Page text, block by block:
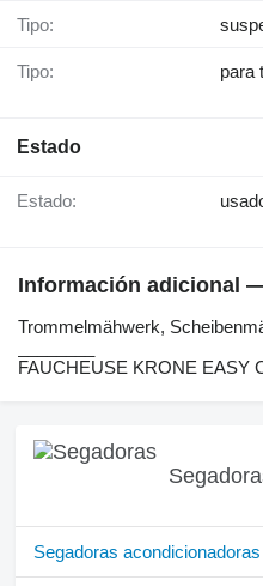
Tipo:
Tipo: para
Estado
Estado:
Información adicional
Trommelmähwerk,
FAUCHEUSE KRONE EASY
Segadoras acondicionadoras